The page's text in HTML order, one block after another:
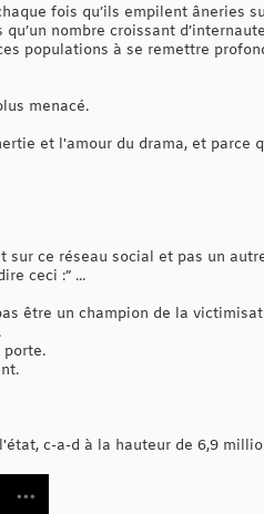
fois qu’ils empilent âneries
nombre croissant
populations à se remettre
menacé.
et l'amour du drama, et parce
ce réseau social et pas un
ceci :” ...
être un champion de la
porte.
c-a-d à la hauteur de 6,9